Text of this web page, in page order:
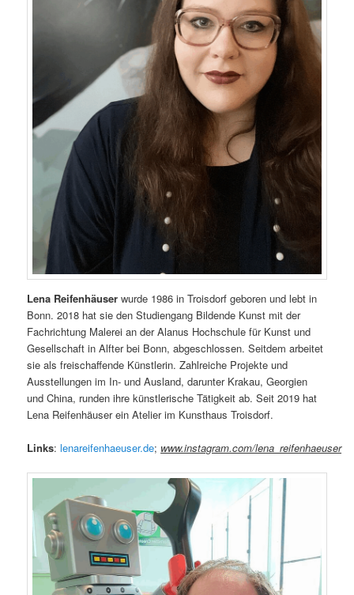
Lena Reifenhäuser wurde 1986 in Troisdorf geboren und lebt in
Bonn. 2018 hat sie den Studiengang Bildende Kunst mit der
Fachrichtung Malerei an der Alanus Hochschule für Kunst und
Gesellschaft in Alfter bei Bonn, abgeschlossen. Seitdem arbeitet
sie als freischaffende Künstlerin. Zahlreiche Projekte und
Ausstellungen im In- und Ausland, darunter Krakau, Georgien
und China, runden ihre künstlerische Tätigkeit ab. Seit 2019 hat
Lena Reifenhäuser ein Atelier im Kunsthaus Troisdorf.
Links:lenareifenhaeuser.de; www.instagram.com/lena_reifenhaeuser